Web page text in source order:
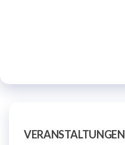
VERANSTALTUNGEN